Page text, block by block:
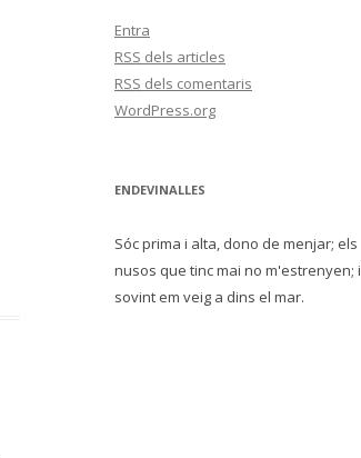
Entra
RSS dels articles
RSS dels comentaris
WordPress.org
ENDEVINALLES
Sóc prima i alta, dono de menjar; els
nusos que tinc mai no m'estrenyen; i
sovint em veig a dins el mar.